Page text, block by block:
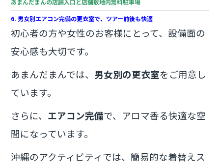
6. 男女別エアコン完備の更衣室で、ツアー前後も快適
初心者の方や女性のお客様にとって、設備面の
安心感も大切です。
あまんだまんでは、 男女別の更衣室をご用意し
ています。
さらに、 エアコン完備で、アロマ香る快適な空
間になっています。
沖縄のアクティビティでは、簡易的な着替えス